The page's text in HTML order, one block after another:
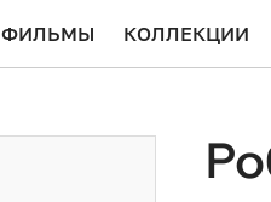
ФИЛЬМЫ КОЛЛЕКЦИИ